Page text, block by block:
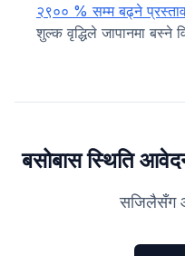
२९०० % सम्म बढ्ने
शुल्क वृद्धिले जापानमा बस्ने
बसोबास स्थिति
सजिलैसँग